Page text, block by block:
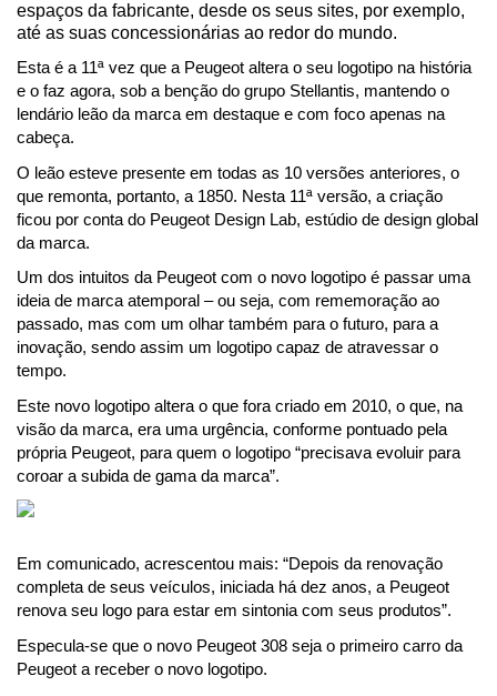
espaços da fabricante, desde os seus sites, por exemplo,
até as suas concessionárias ao redor do mundo.
Esta é a 11ª vez que a Peugeot altera o seu logotipo na história
e o faz agora, sob a benção do grupo Stellantis, mantendo o
lendário leão da marca em destaque e com foco apenas na
cabeça.
O leão esteve presente em todas as 10 versões anteriores, o
que remonta, portanto, a 1850. Nesta 11ª versão, a criação
ficou por conta do Peugeot Design Lab, estúdio de design global
da marca.
Um dos intuitos da Peugeot com o novo logotipo é passar uma
ideia de marca atemporal – ou seja, com rememoração ao
passado, mas com um olhar também para o futuro, para a
inovação, sendo assim um logotipo capaz de atravessar o
tempo.
Este novo logotipo altera o que fora criado em 2010, o que, na
visão da marca, era uma urgência, conforme pontuado pela
própria Peugeot, para quem o logotipo “precisava evoluir para
coroar a subida de gama da marca”.
Em comunicado, acrescentou mais: “Depois da renovação
completa de seus veículos, iniciada há dez anos, a Peugeot
renova seu logo para estar em sintonia com seus produtos”.
Especula-se que o novo Peugeot 308 seja o primeiro carro da
Peugeot a receber o novo logotipo.